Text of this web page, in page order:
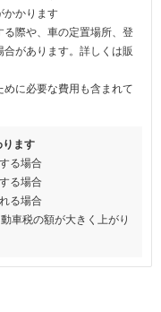
かかります
際や、車の定置場所、登
があります。詳しくは販
に必要な費用も含まれて
ります
る場合
る場合
る場合
車税の額が大きく上がり